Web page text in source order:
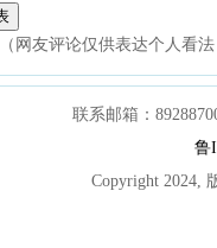
（网友评论仅供表达个人看
联系邮箱：
鲁
Copyright 2024,